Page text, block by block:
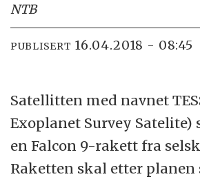
NTB
PUBLISERT 16.04.2018 - 08:45
Satellitten med navnet
Exoplanet Survey Satelite)
en Falcon 9-rakett fra
Raketten skal etter planen